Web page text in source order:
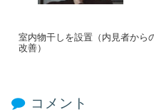
室内物干しを設置（内見者から
改善）
コメント